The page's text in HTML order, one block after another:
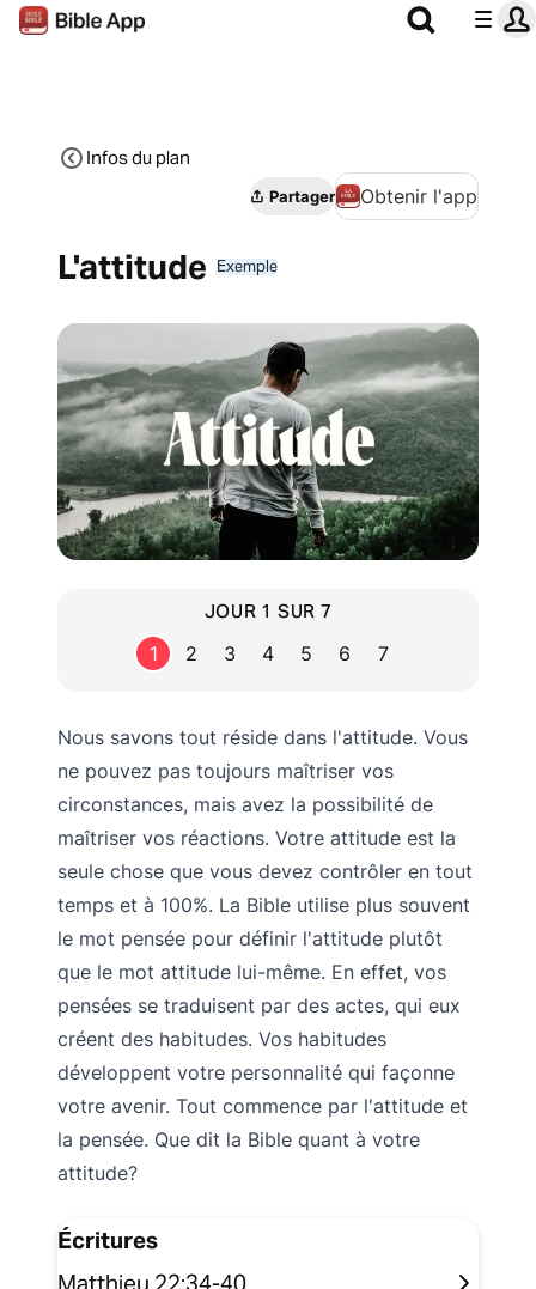
Infos du plan
Partager Obtenir l'app
L'attitude Exemple
JOUR 1 SUR 7
1 2 3 4 5 6 7
Nous savons tout réside dans l'attitude. Vous
ne pouvez pas toujours maîtriser vos
circonstances, mais avez la possibilité de
maîtriser vos réactions. Votre attitude est la
seule chose que vous devez contrôler en tout
temps et à 100%. La Bible utilise plus souvent
le mot pensée pour définir l'attitude plutôt
que le mot attitude lui-même. En effet, vos
pensées se traduisent par des actes, qui eux
créent des habitudes. Vos habitudes
développent votre personnalité qui façonne
votre avenir. Tout commence par l'attitude et
la pensée. Que dit la Bible quant à votre
attitude?
Écritures
Matthieu 22:34-40